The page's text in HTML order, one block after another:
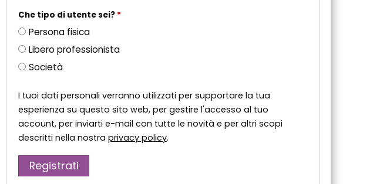
Che tipo di utente sei? *
Persona fisica
Libero professionista
Società
I tuoi dati personali verranno utilizzati per supportare la tua
esperienza su questo sito web, per gestire l'accesso al tuo
account, per inviarti e-mail con tutte le novità e per altri scopi
descritti nella nostra privacy policy.
Registrati